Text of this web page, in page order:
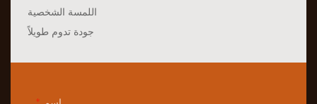
اللمسة الشخصية
جودة تدوم طويلاً